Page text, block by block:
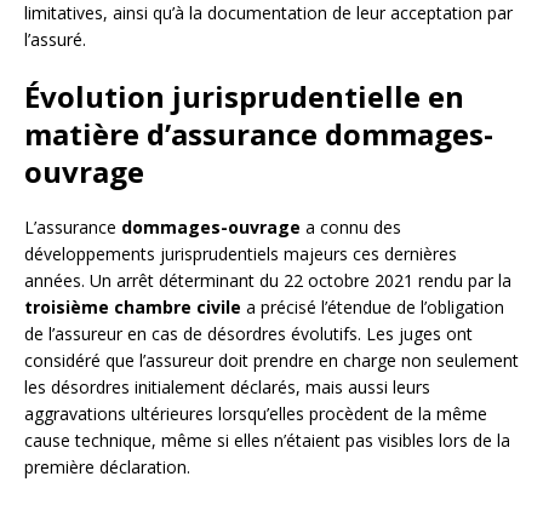
limitatives, ainsi qu’à la documentation de leur acceptation par
l’assuré.
Évolution jurisprudentielle en
matière d’assurance dommages-
ouvrage
L’assurance dommages-ouvrage a connu des
développements jurisprudentiels majeurs ces dernières
années. Un arrêt déterminant du 22 octobre 2021 rendu par la
troisième chambre civile a précisé l’étendue de l’obligation
de l’assureur en cas de désordres évolutifs. Les juges ont
considéré que l’assureur doit prendre en charge non seulement
les désordres initialement déclarés, mais aussi leurs
aggravations ultérieures lorsqu’elles procèdent de la même
cause technique, même si elles n’étaient pas visibles lors de la
première déclaration.